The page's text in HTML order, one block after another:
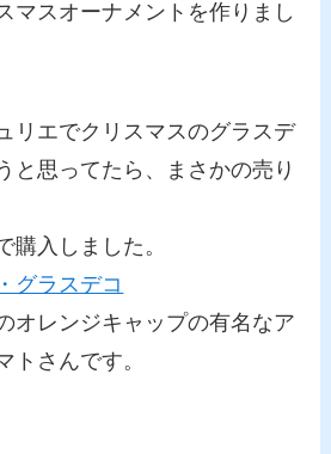
マスオーナメントを作りまし
リエでクリスマスのグラスデ
と思ってたら、まさかの売り
購入しました。
グラスデコ
オレンジキャップの有名なア
トさんです。